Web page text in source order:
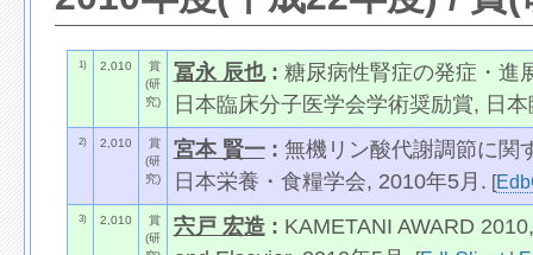
1) 2,010
賞
(研
究)
冨永 辰也: 糖尿病性腎症の発症・進
日本臨床分子医学会学術奨励賞, 日
2) 2,010
賞
(研
究)
宮本 賢一: 無機リン酸代謝調節に関
日本栄養・食糧学会, 2010年5月. [
3) 2,010
賞
(研
宍戸 宏造: KAMETANI AWARD